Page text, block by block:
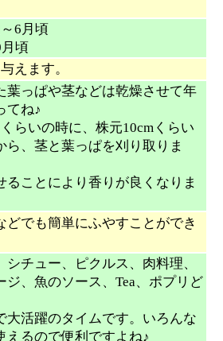
6月頃
頃
えます。
葉っぱや茎などは乾燥させて年
てね♪
らいの時に、株元10cmくらい
ら、茎と葉っぱを刈り取りま
ることにより香りが良くなりま
どでも簡単にふやすことができ
シチュー、ピクルス、肉料理、
ジ、魚のソース、Tea、ポプリど
大活躍のタイムです。いろんな
えるので便利ですよね♪